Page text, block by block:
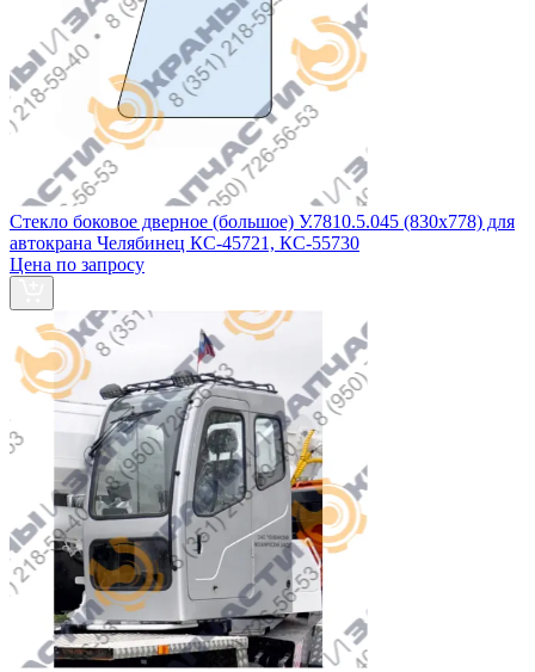
Стекло боковое дверное (большое) У.7810.5.045 (830х778) для
автокрана Челябинец КС-45721, КС-55730
Цена по запросу